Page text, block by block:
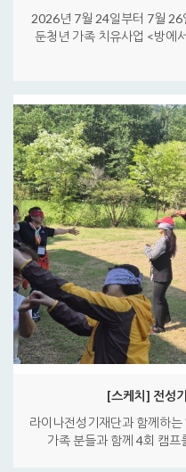
2026년 7월 24일부터 7월 26
둔청년 가족 치유사업 <방에
[스케치] 전성
라이나전성기재단과 함께하
가족 분들과 함께 4회 캠프